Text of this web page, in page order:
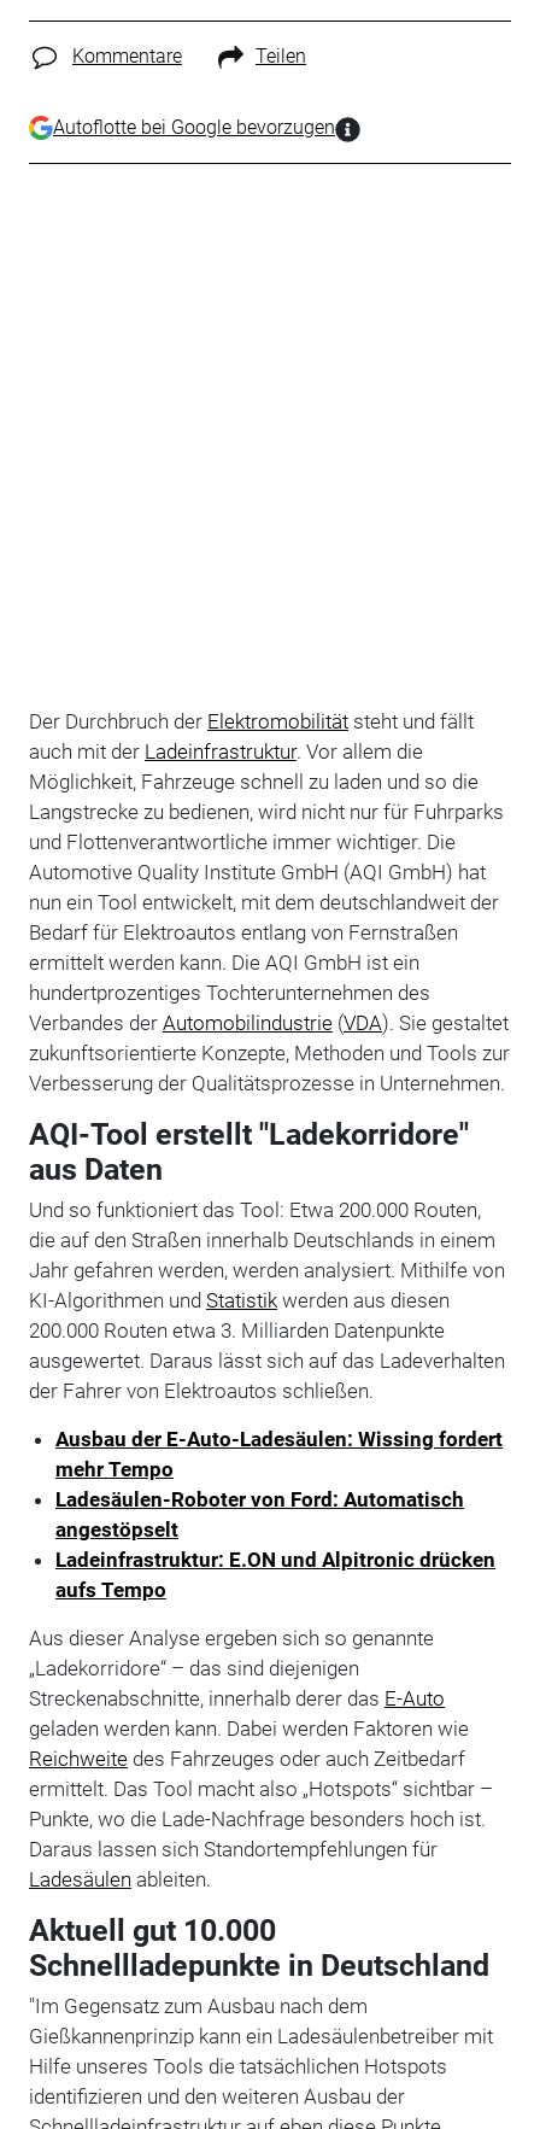
Kommentare Teilen
Autoflotte bei Google bevorzugen
Der Durchbruch der Elektromobilitätsteht und fällt
auch mit der Ladeinfrastruktur. Vor allem die
Möglichkeit, Fahrzeuge schnell zu laden und so die
Langstrecke zu bedienen, wird nicht nur für Fuhrparks
und Flottenverantwortliche immer wichtiger. Die
Automotive Quality Institute GmbH (AQI GmbH) hat
nun ein Tool entwickelt, mit dem deutschlandweit der
Bedarf für Elektroautos entlang von Fernstraßen
ermittelt werden kann. Die AQI GmbH ist ein
hundertprozentiges Tochterunternehmen des
Verbandes der Automobilindustrie(VDA). Sie gestaltet
zukunftsorientierte Konzepte, Methoden und Tools zur
Verbesserung der Qualitätsprozesse in Unternehmen.
AQI-Tool erstellt "Ladekorridore"
aus Daten
Und so funktioniert das Tool: Etwa 200.000 Routen,
die auf den Straßen innerhalb Deutschlands in einem
Jahr gefahren werden, werden analysiert. Mithilfe von
KI-Algorithmen und Statistikwerden aus diesen
200.000 Routen etwa 3. Milliarden Datenpunkte
ausgewertet. Daraus lässt sich auf das Ladeverhalten
der Fahrer von Elektroautos schließen.
Ausbau der E-Auto-Ladesäulen: Wissing fordert
mehr Tempo
Ladesäulen-Roboter von Ford: Automatisch
angestöpselt
Ladeinfrastruktur: E.ON und Alpitronic drücken
aufs Tempo
Aus dieser Analyse ergeben sich so genannte
„Ladekorridore“ – das sind diejenigen
Streckenabschnitte, innerhalb derer das E-Auto
geladen werden kann. Dabei werden Faktoren wie
Reichweitedes Fahrzeuges oder auch Zeitbedarf
ermittelt. Das Tool macht also „Hotspots“ sichtbar –
Punkte, wo die Lade-Nachfrage besonders hoch ist.
Daraus lassen sich Standortempfehlungen für
Ladesäulen ableiten.
Aktuell gut 10.000
Schnellladepunkte in Deutschland
"Im Gegensatz zum Ausbau nach dem
Gießkannenprinzip kann ein Ladesäulenbetreiber mit
Hilfe unseres Tools die tatsächlichen Hotspots
identifizieren und den weiteren Ausbau der